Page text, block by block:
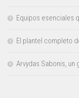
Equipos esenciales
El plantel completo
Arvydas Sabonis,